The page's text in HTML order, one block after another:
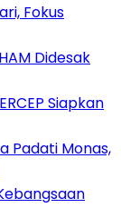
Fokus
Didesak
Siapkan
Padati Monas,